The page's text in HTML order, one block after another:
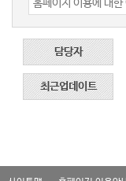
담당자
최근업데이트